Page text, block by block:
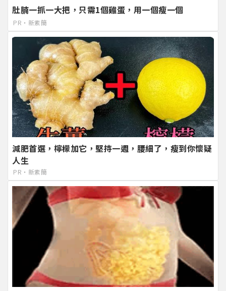
肚腩一抓一大把，只需1個雞蛋，用一個瘦一個
PR・新素簡
減肥首選，檸檬加它，堅持一週，腰細了，瘦到你懷疑
人生
PR・新素簡